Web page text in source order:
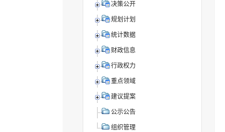
决策公开
规划计划
统计数据
财政信息
行政权力
重点领域
建议提案
公示公告
组织管理